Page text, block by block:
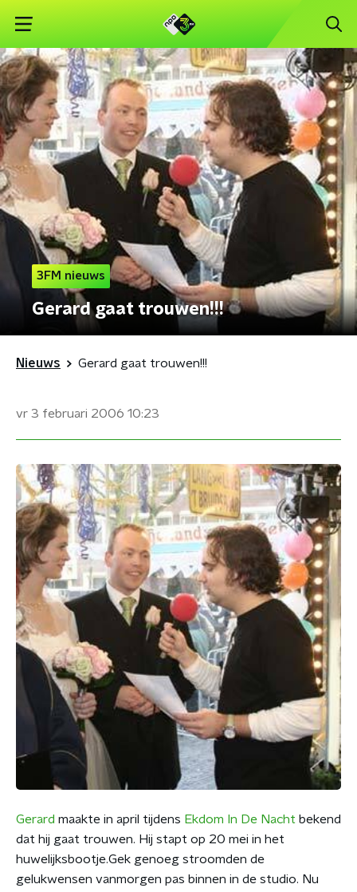
3FM nieuws
Gerard gaat trouwen!!!
Nieuws Gerard gaat trouwen!!!
vr 3 februari 2006 10:23
Gerard maakte in april tijdens Ekdom In De Nacht bekend
dat hij gaat trouwen. Hij stapt op 20 mei in het
huwelijksbootje.Gek genoeg stroomden de
gelukwensen vanmorgen pas binnen in de studio. Nu